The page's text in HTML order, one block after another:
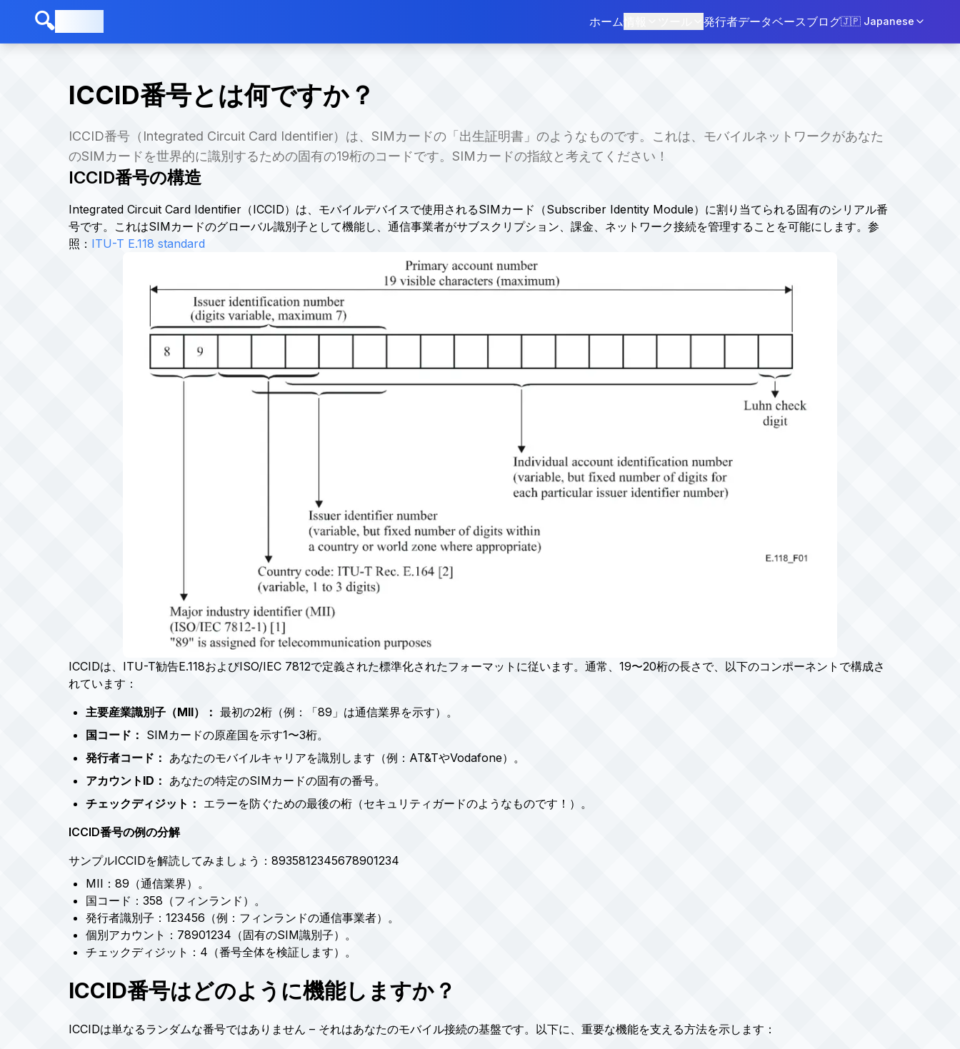
🔍 ホーム 発行者データベースブログ🇯🇵 Japanese
ICCID番号とは何ですか？
ICCID番号（Integrated Circuit Card Identifier）は、SIMカードの「出生証明書」のようなものです。これは、モバイルネットワークがあなた
のSIMカードを世界的に識別するための固有の19桁のコードです。SIMカードの指紋と考えてください！
ICCID番号の構造
Integrated Circuit Card Identifier（ICCID）は、モバイルデバイスで使用されるSIMカード（Subscriber Identity Module）に割り当てられる固有のシリアル番
号です。これはSIMカードのグローバル識別子として機能し、通信事業者がサブスクリプション、課金、ネットワーク接続を管理することを可能にします。参
照： ITU-T E.118 standard
ICCIDは、ITU-T勧告E.118およびISO/IEC 7812で定義された標準化されたフォーマットに従います。通常、19〜20桁の長さで、以下のコンポーネントで構成さ
れています：
主要産業識別子（MII）： 最初の2桁（例：「89」は通信業界を示す）。
国コード： SIMカードの原産国を示す1〜3桁。
発行者コード： あなたのモバイルキャリアを識別します（例：AT&TやVodafone）。
アカウントID： あなたの特定のSIMカードの固有の番号。
チェックディジット： エラーを防ぐための最後の桁（セキュリティガードのようなものです！）。
ICCID番号の例の分解
サンプルICCIDを解読してみましょう：8935812345678901234
MII：89（通信業界）。
国コード：358（フィンランド）。
発行者識別子：123456（例：フィンランドの通信事業者）。
個別アカウント：78901234（固有のSIM識別子）。
チェックディジット：4（番号全体を検証します）。
ICCID番号はどのように機能しますか？
ICCIDは単なるランダムな番号ではありません – それはあなたのモバイル接続の基盤です。以下に、重要な機能を支える方法を示します：